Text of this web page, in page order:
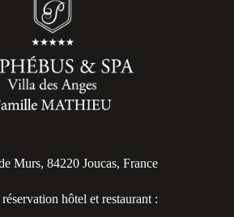
Murs, 84220 Joucas, France
hôtel et restaurant :